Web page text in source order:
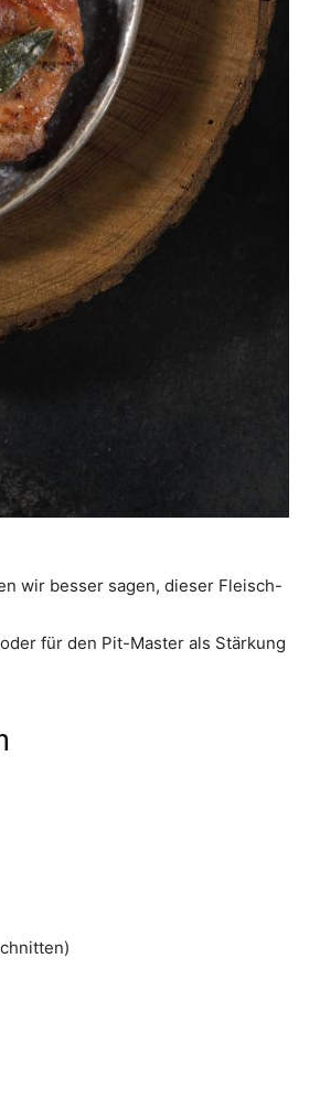
wir besser sagen, dieser Fleisch-
für den Pit-Master als Stärkung